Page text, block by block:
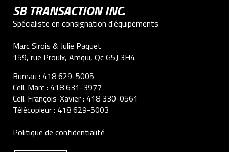
SB TRANSACTION INC.
Spécialiste en consignation d'équipements
Marc Sirois & Julie Paquet
159, rue Proulx, Amqui, Qc G5J 3H4
Bureau : 418 629-5005
Cell. Marc : 418 631-3977
Cell. François-Xavier : 418 330-0561
Télécopieur : 418 629-5003
Politique de confidentialité